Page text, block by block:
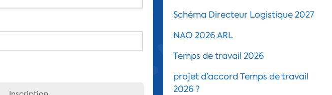
Schéma Directeur Logistique 2027
NAO 2026 ARL
Temps de travail 2026
projet d’accord Temps de travail
2026 ?